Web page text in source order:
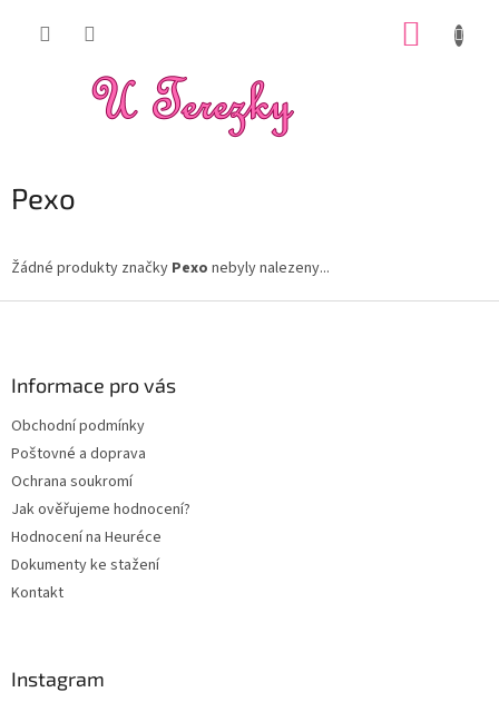
Pexo
Žádné produkty značky Pexo nebyly nalezeny...
Informace pro vás
Obchodní podmínky
Poštovné a doprava
Ochrana soukromí
Jak ověřujeme hodnocení?
Hodnocení na Heuréce
Dokumenty ke stažení
Kontakt
Instagram